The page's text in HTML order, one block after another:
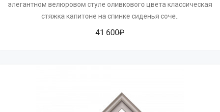
элегантном велюровом стуле оливкового цвета классическая
стяжка капитоне на спинке сиденья соче..
41 600₽